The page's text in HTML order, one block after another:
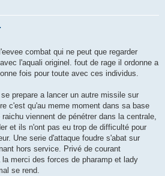
combat qui ne peut que regarder
l'aquali originel. fout de rage il ordonne a
fois pour toute avec ces individus.
prepare a lancer un autre missile sur
c'est qu'au meme moment dans sa base
viennent de pénétrer dans la centrale,
et ils n'ont pas eu trop de difficulté pour
Une serie d'attaque foudre s'abat sur
hors service. Privé de courant
la merci des forces de pharamp et lady
se rend.